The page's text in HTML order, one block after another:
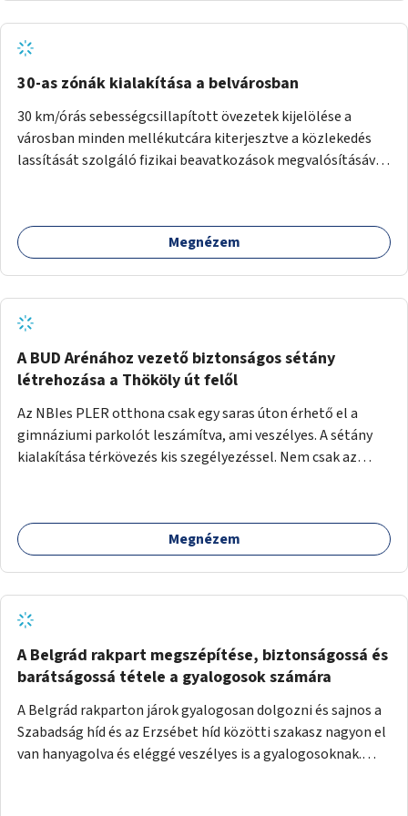
30-as zónák kialakítása a belvárosban
30 km/órás sebességcsillapított övezetek kijelölése a
városban minden mellékutcára kiterjesztve a közlekedés
lassítását szolgáló fizikai beavatkozások megvalósításával,
közlekedésnek. Elsőként az Alkotás utca - Villányi út -
Karolina út - Hamzsabégi út - Szerémi út - Könyves K. krt. -
zónák kijelölése. A program indulhat a Nagykörúton belüli
területtel, majd az Akotás utcán belüli területtel.
Megnézem
A BUD Arénához vezető biztonságos sétány
létrehozása a Thököly út felől
Az NBIes PLER otthona csak egy saras úton érhető el a
gimnáziumi parkolót leszámítva, ami veszélyes. A sétány
kialakítása térkövezés kis szegélyezéssel. Nem csak az
koncertek, bálok, jótékonysági események, választási
események -, a sármentes, méltó megközelítést, de a
236 busz, 50-es villamos) már biztosított, a közvetlen
gyalogutas elérés a projekt keretében nem került
kialakításra.
Megnézem
A Belgrád rakpart megszépítése, biztonságossá és
barátságossá tétele a gyalogosok számára
A Belgrád rakparton járok gyalogosan dolgozni és sajnos a
Szabadság híd és az Erzsébet híd közötti szakasz nagyon el
van hanyagolva és eléggé veszélyes is a gyalogosoknak.